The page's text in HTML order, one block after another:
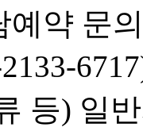
약 문
등) 일